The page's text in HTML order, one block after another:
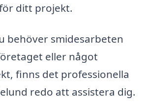
ditt projekt.
behöver smidesarbeten
eller något
finns det professionella
redo att assistera dig.